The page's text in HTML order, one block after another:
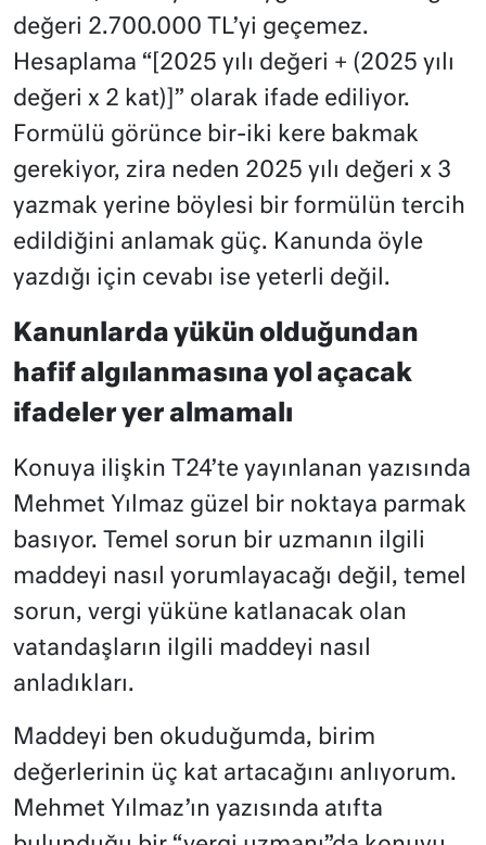
değeri 2.700.000 TL’yi geçemez.
Hesaplama “[2025 yılı değeri + (2025 yılı
değeri x 2 kat)]” olarak ifade ediliyor.
Formülü görünce bir-iki kere bakmak
gerekiyor, zira neden 2025 yılı değeri x 3
yazmak yerine böylesi bir formülün tercih
edildiğini anlamak güç. Kanunda öyle
yazdığı için cevabı ise yeterli değil.
Kanunlarda yükün olduğundan
hafif algılanmasına yol açacak
ifadeler yer almamalı
Konuya ilişkin T24’te yayınlanan yazısında
Mehmet Yılmaz güzel bir noktaya parmak
basıyor. Temel sorun bir uzmanın ilgili
maddeyi nasıl yorumlayacağı değil, temel
sorun, vergi yüküne katlanacak olan
vatandaşların ilgili maddeyi nasıl
anladıkları.
Maddeyi ben okuduğumda, birim
değerlerinin üç kat artacağını anlıyorum.
Mehmet Yılmaz’ın yazısında atıfta